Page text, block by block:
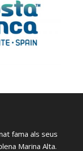
fama als seus
Marina Alta.